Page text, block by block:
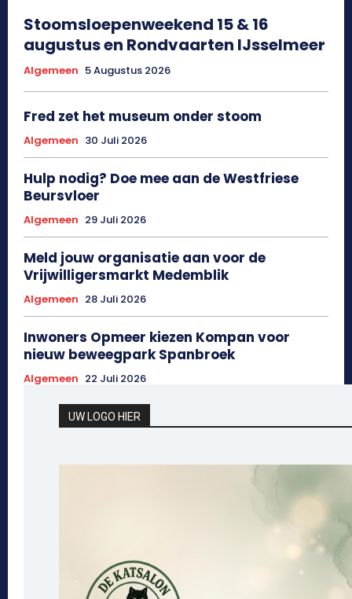
Stoomsloepenweekend 15 & 16
augustus en Rondvaarten IJsselmeer
Algemeen 5 Augustus 2026
Fred zet het museum onder stoom
Algemeen 30 Juli 2026
Hulp nodig? Doe mee aan de Westfriese
Beursvloer
Algemeen 29 Juli 2026
Meld jouw organisatie aan voor de
Vrijwilligersmarkt Medemblik
Algemeen 28 Juli 2026
Inwoners Opmeer kiezen Kompan voor
nieuw beweegpark Spanbroek
Algemeen 22 Juli 2026
UW LOGO HIER